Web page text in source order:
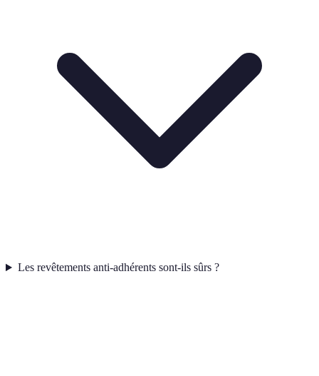
Les revêtements anti-adhérents sont-ils sûrs ?